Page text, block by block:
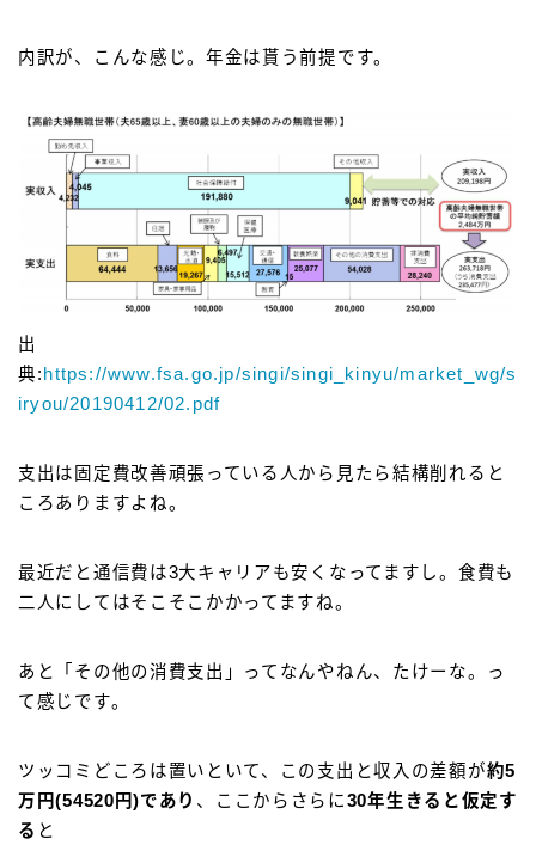
内訳が、こんな感じ。年金は貰う前提です。
出
典: https://www.fsa.go.jp/singi/singi_kinyu/market_wg/s
iryou/20190412/02.pdf
支出は固定費改善頑張っている人から見たら結構削れると
ころありますよね。
最近だと通信費は3大キャリアも安くなってますし。食費も
二人にしてはそこそこかかってますね。
あと「その他の消費支出」ってなんやねん、たけーな。っ
て感じです。
ツッコミどころは置いといて、この支出と収入の差額が約5
万円(54520円)であり 、ここからさらに30年生きると仮定す
る と